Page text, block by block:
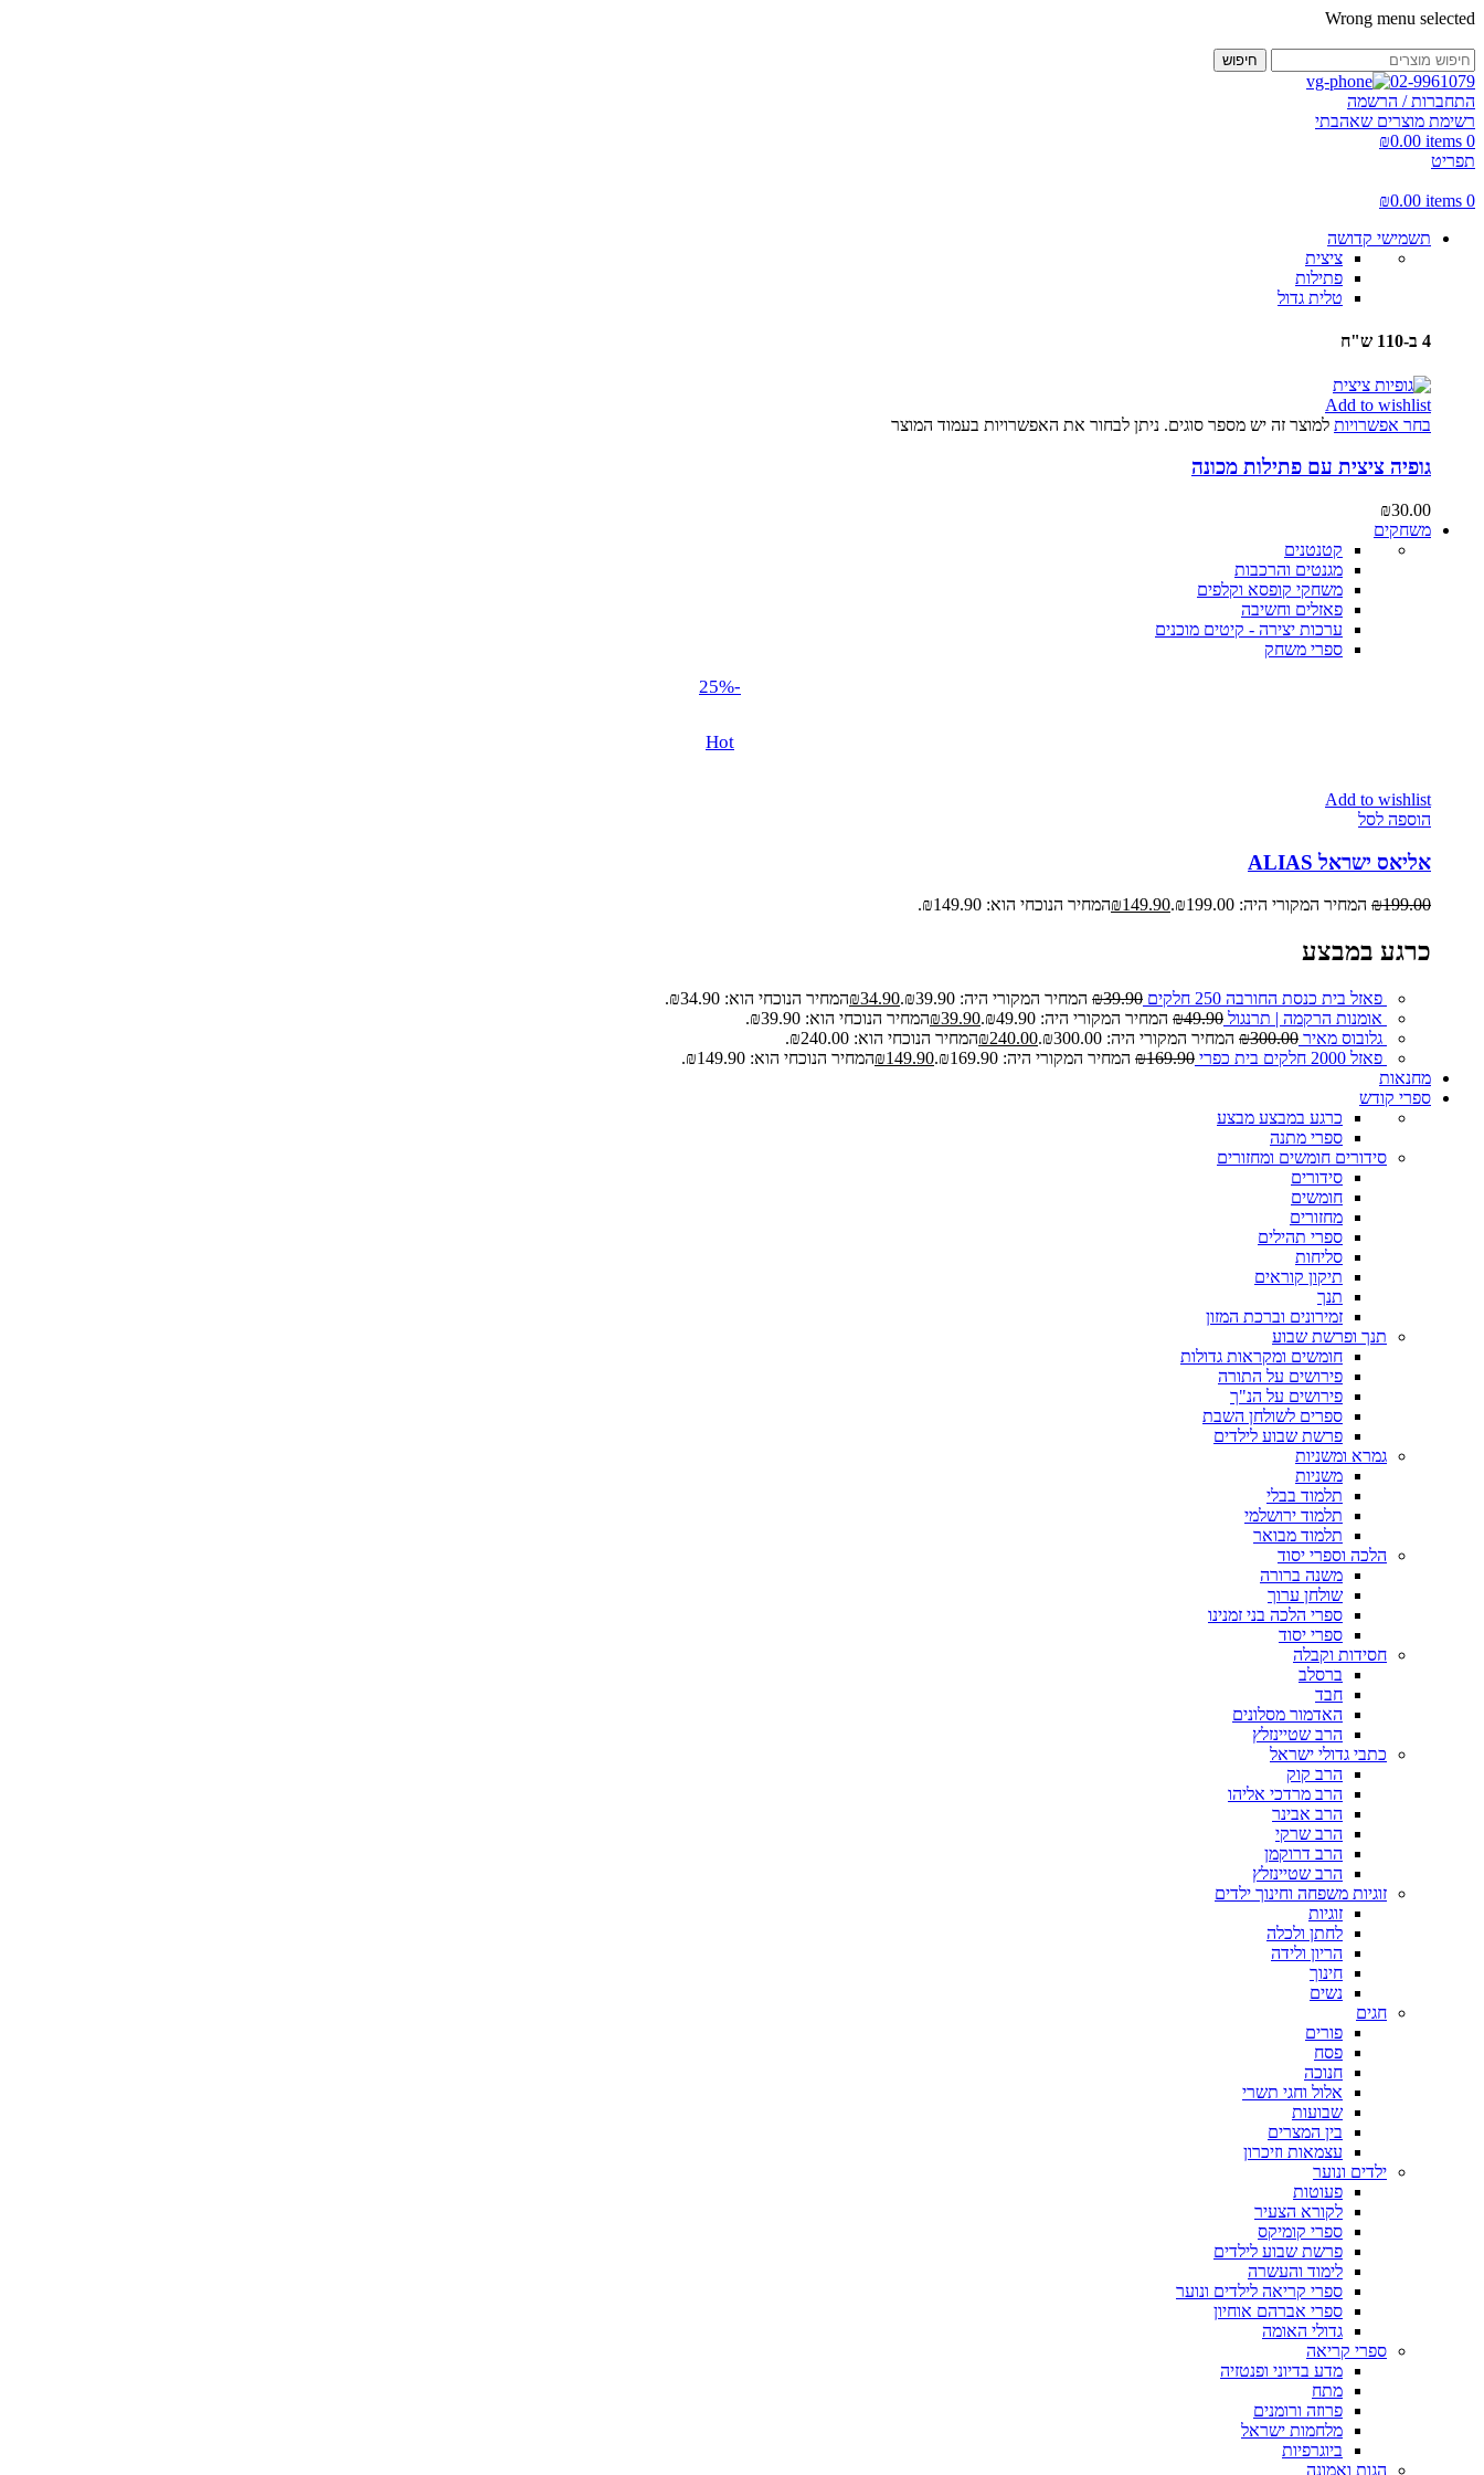
Wrong menu selected
חיפוש
02-9961079
התחברות / הרשמה
רשימת מוצרים שאהבתי
0
items
₪0.00
תפריט
0
items
₪0.00
תשמישי קדושה
ציצית
פתילות
טלית גדול
4 ב-110 ש"ח
Add to wishlist
בחר אפשרויות למוצר זה יש מספר סוגים. ניתן לבחור את האפשרויות בעמוד המוצר
גופיה ציצית עם פתילות מכונה
₪30.00
משחקים
קטנטנים
מגנטים והרכבות
משחקי קופסא וקלפים
פאזלים וחשיבה
ערכות יצירה - קיטים מוכנים
ספרי משחק
-25%
Hot
Add to wishlist
הוספה לסל
אליאס ישראל ALIAS
₪199.00 המחיר המקורי היה: ₪199.00. ₪149.90 המחיר הנוכחי הוא: ₪149.90.
כרגע במבצע
פאזל בית כנסת החורבה 250 חלקים ₪39.90 המחיר המקורי היה: ₪39.90. ₪34.90
המחיר הנוכחי הוא: ₪34.90.
אומנות הרקמה | תרנגול
₪49.90 המחיר המקורי היה: ₪49.90. ₪39.90
המחיר הנוכחי הוא: ₪39.90.
גלובוס מאיר
₪300.00 המחיר המקורי היה: ₪300.00. ₪240.00
המחיר הנוכחי הוא: ₪240.00.
פאזל 2000 חלקים בית כפרי
₪169.90 המחיר המקורי היה: ₪169.90. ₪149.90
המחיר הנוכחי הוא: ₪149.90.
מחנאות
ספרי קודש
כרגע במבצע מבצע
ספרי מתנה
סידורים חומשים ומחזורים
סידורים
חומשים
מחזורים
ספרי תהילים
סליחות
תיקון קוראים
תנך
זמירונים וברכת המזון
תנך ופרשת שבוע
חומשים ומקראות גדולות
פירושים על התורה
פירושים על הנ"ך
ספרים לשולחן השבת
פרשת שבוע לילדים
גמרא ומשניות
משניות
תלמוד בבלי
תלמוד ירושלמי
תלמוד מבואר
הלכה וספרי יסוד
משנה ברורה
שולחן ערוך
ספרי הלכה בני זמנינו
ספרי יסוד
חסידות וקבלה
ברסלב
חבד
האדמור מסלונים
הרב שטיינזלץ
כתבי גדולי ישראל
הרב קוק
הרב מרדכי אליהו
הרב אבינר
הרב שרקי
הרב דרוקמן
הרב שטיינזלץ
זוגיות משפחה וחינוך ילדים
זוגיות
לחתן ולכלה
הריון ולידה
חינוך
נשים
חגים
פורים
פסח
חנוכה
אלול וחגי תשרי
שבועות
בין המצרים
עצמאות וזיכרון
ילדים ונוער
פעוטות
לקורא הצעיר
ספרי קומיקס
פרשת שבוע לילדים
לימוד והעשרה
ספרי קריאה לילדים ונוער
ספרי אברהם אוחיון
גדולי האומה
ספרי קריאה
מדע בדיוני ופנטזיה
מתח
פרוזה ורומנים
מלחמות ישראל
ביוגרפיות
הגות ואמונה